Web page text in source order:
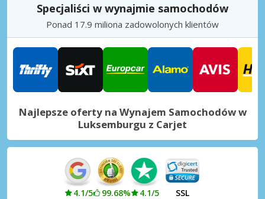
Specjaliści w wynajmie samochodów
Ponad 17.9 miliona zadowolonych klientów
Najlepsze oferty na Wynajem Samochodów w
Luksemburgu z Carjet
4.1/5 99.68% 4.1/5 SSL